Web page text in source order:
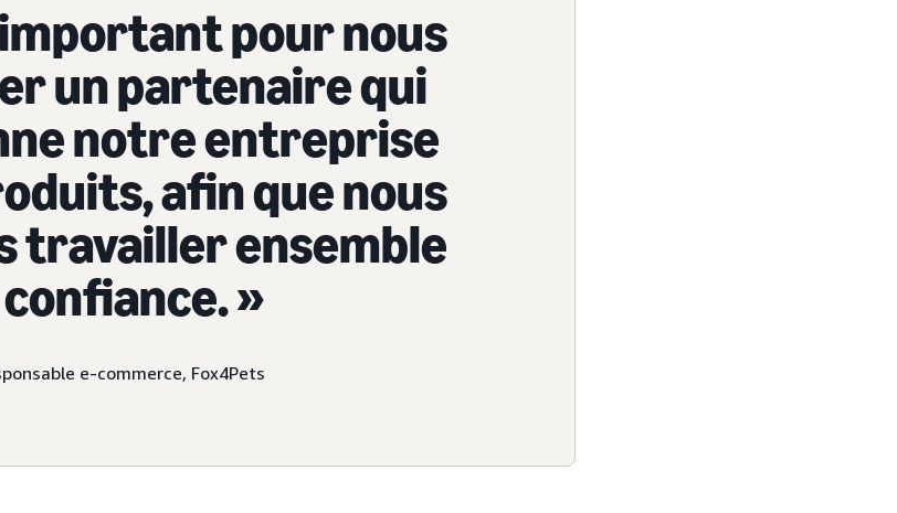
pour nous
un partenaire qui
notre entreprise
afin que nous
travailler ensemble
»
e-commerce, Fox4Pets